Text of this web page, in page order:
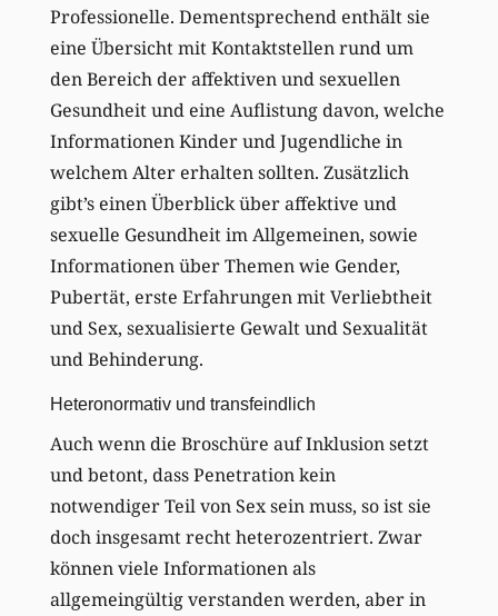
Professionelle. Dementsprechend enthält sie
eine Übersicht mit Kontaktstellen rund um
den Bereich der affektiven und sexuellen
Gesundheit und eine Auflistung davon, welche
Informationen Kinder und Jugendliche in
welchem Alter erhalten sollten. Zusätzlich
gibt’s einen Überblick über affektive und
sexuelle Gesundheit im Allgemeinen, sowie
Informationen über Themen wie Gender,
Pubertät, erste Erfahrungen mit Verliebtheit
und Sex, sexualisierte Gewalt und Sexualität
und Behinderung.
Heteronormativ und transfeindlich
Auch wenn die Broschüre auf Inklusion setzt
und betont, dass Penetration kein
notwendiger Teil von Sex sein muss, so ist sie
doch insgesamt recht heterozentriert. Zwar
können viele Informationen als
allgemeingültig verstanden werden, aber in